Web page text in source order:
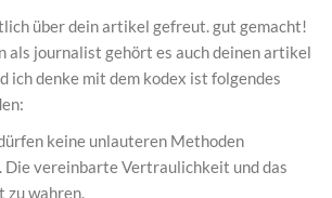
über dein artikel gefreut. gut gemacht!
als journalist gehört es auch deinen artikel
ich denke mit dem kodex ist folgendes
keine unlauteren Methoden
Die vereinbarte Vertraulichkeit und das
zu wahren.